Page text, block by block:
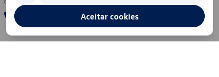
Aceitar cookies